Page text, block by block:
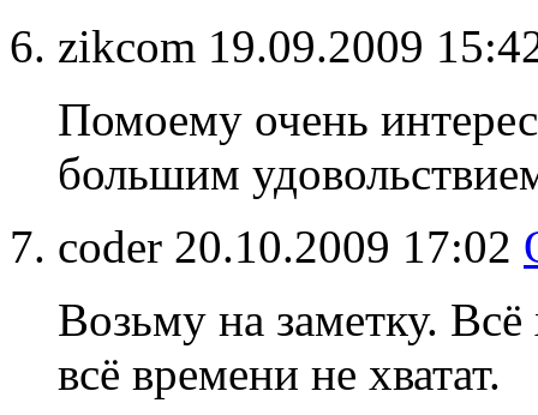
zikcom 19.09.2009
Помоему очень
большим
coder 20.10.2009 17:02
Возьму на заметку.
всё времени не хватат.